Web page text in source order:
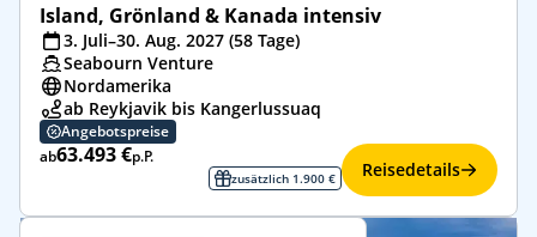
Island, Grönland & Kanada intensiv
3. Juli–30. Aug. 2027 (58 Tage)
Seabourn Venture
Nordamerika
ab Reykjavik bis Kangerlussuaq
Angebotspreise
ab63.493 €p.P.
zusätzlich 1.900 € Reisedetails